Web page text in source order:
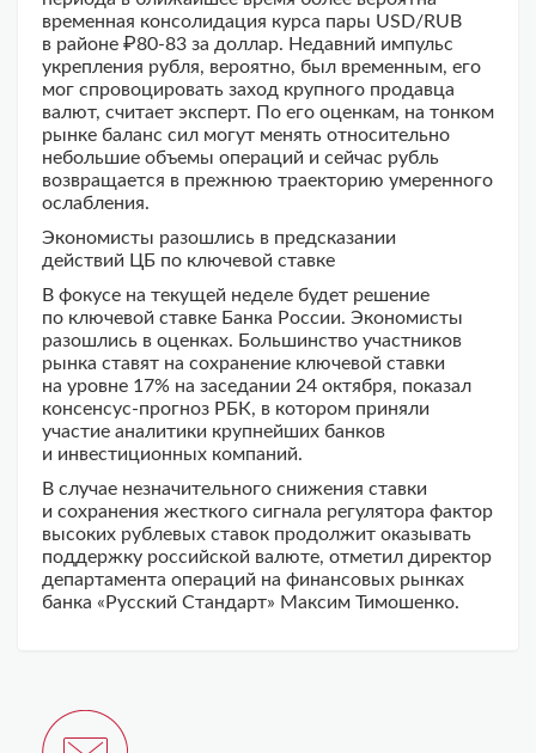
временная консолидация курса пары USD/RUB
в районе ₽80-83 за доллар. Недавний импульс
укрепления рубля, вероятно, был временным, его
мог спровоцировать заход крупного продавца
валют, считает эксперт. По его оценкам, на тонком
рынке баланс сил могут менять относительно
небольшие объемы операций и сейчас рубль
возвращается в прежнюю траекторию умеренного
ослабления.
Экономисты разошлись в предсказании
действий ЦБ по ключевой ставке
В фокусе на текущей неделе будет решение
по ключевой ставке Банка России. Экономисты
разошлись в оценках. Большинство участников
рынка ставят на сохранение ключевой ставки
на уровне 17% на заседании 24 октября, показал
консенсус-прогноз РБК, в котором приняли
участие аналитики крупнейших банков
и инвестиционных компаний.
В случае незначительного снижения ставки
и сохранения жесткого сигнала регулятора фактор
высоких рублевых ставок продолжит оказывать
поддержку российской валюте, отметил директор
департамента операций на финансовых рынках
банка «Русский Стандарт» Максим Тимошенко.